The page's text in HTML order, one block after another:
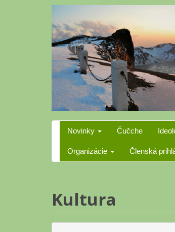
Novinky Čučche
Organizácie Členská
Kultura